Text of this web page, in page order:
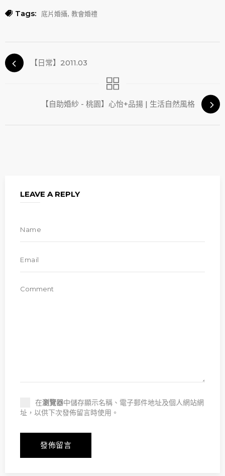
Tags: 底片婚攝, 教會婚禮
【日常】2011.03
【自助婚紗 - 桃園】心怡+品揚 | 生活自然風格
LEAVE A REPLY
在瀏覽器中儲存顯示名稱、電子郵件地址及個人網站網
址，以供下次發佈留言時使用。